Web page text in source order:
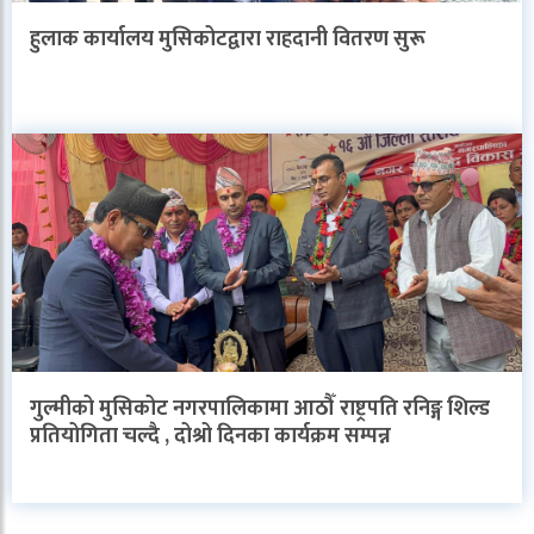
हुलाक कार्यालय मुसिकोटद्वारा राहदानी वितरण सुरू
गुल्मीको मुसिकोट नगरपालिकामा आठौँ राष्ट्रपति रनिङ्ग शिल्ड
प्रतियोगिता चल्दै , दोश्रो दिनका कार्यक्रम सम्पन्न